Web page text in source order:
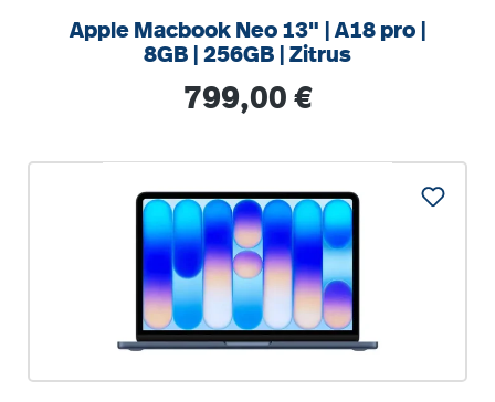
Apple Macbook Neo 13" | A18 pro |
8GB | 256GB | Zitrus
Regulärer Preis:
799,00 €